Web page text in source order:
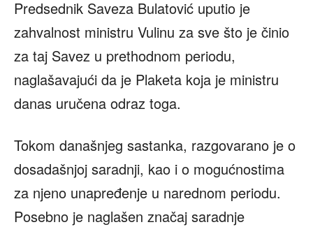
Predsednik Saveza Bulatović uputio je
zahvalnost ministru Vulinu za sve što je činio
za taj Savez u prethodnom periodu,
naglašavajući da je Plaketa koja je ministru
danas uručena odraz toga.
Tokom današnjeg sastanka, razgovarano je o
dosadašnjoj saradnji, kao i o mogućnostima
za njeno unapređenje u narednom periodu.
Posebno je naglašen značaj saradnje